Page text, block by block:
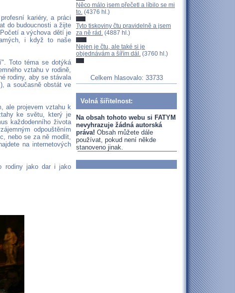
kariéry, a práci
do budoucnosti a žijte
a výchova dětí je
i když to naše
Toto téma se dotýká
vztahu v rodině,
rodiny, aby se stávala
a současně obstát ve
ale projevem vztahu k
ke světu, který je
každodenního života
odpouštěním
nebo se za ně modlit,
na internetových
rodiny jako dar i jako
Něco málo jsem přečetl a líbilo se mi
to. (4376 hl.)
Tyto tiskoviny čtu pravidelně a jsem
za ně rád. (4887 hl.)
Nejen je čtu, ale také si je
objednávám a šířím dál. (3760 hl.)
Celkem hlasovalo: 33733
Volná šiřitelnost:
Na obsah tohoto webu si FATYM
nevyhrazuje žádná autorská
práva! Obsah můžete dále
používat, pokud není někde
stanoveno jinak.